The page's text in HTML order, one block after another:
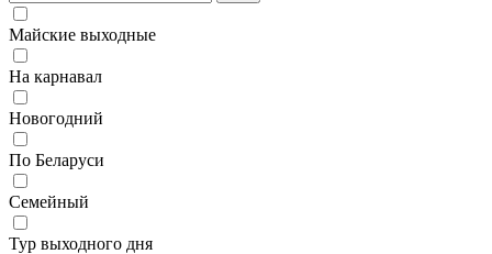
Майские выходные
На карнавал
Новогодний
По Беларуси
Семейный
Тур выходного дня